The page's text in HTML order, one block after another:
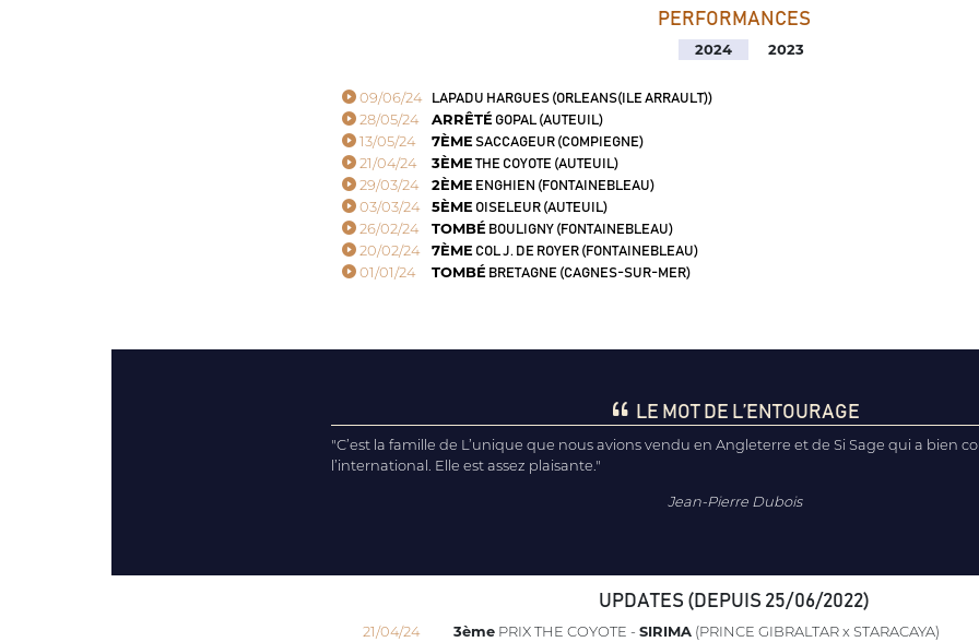
PERFORMANCES
2024 2023
09/06/24 LAPADU HARGUES (ORLEANS(ILE ARRAULT))
28/05/24 ARRÊTÉ GOPAL (AUTEUIL)
13/05/24 7ÈME SACCAGEUR (COMPIEGNE)
21/04/24 3ÈMETHE COYOTE (AUTEUIL)
29/03/24 2ÈME ENGHIEN (FONTAINEBLEAU)
03/03/24 5ÈME OISELEUR (AUTEUIL)
26/02/24 TOMBÉ BOULIGNY (FONTAINEBLEAU)
20/02/24 7ÈME COL J. DE ROYER (FONTAINEBLEAU)
01/01/24 TOMBÉ BRETAGNE (CAGNES-SUR-MER)
LE MOT DE L’ENTOURAGE
"C’est la famille de L’unique que nous avions vendu en Angleterre et de Si Sage qui a bien
l’international. Elle est assez plaisante."
Jean-Pierre Dubois
UPDATES (DEPUIS 25/06/2022)
21/04/24 3èmePRIX THE COYOTE - SIRIMA(PRINCE GIBRALTAR x STARACAYA)